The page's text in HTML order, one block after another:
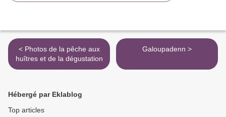
< Photos de la pêche aux
huîtres et de la dégustation
Galoupadenn >
Hébergé par Eklablog
Top articles